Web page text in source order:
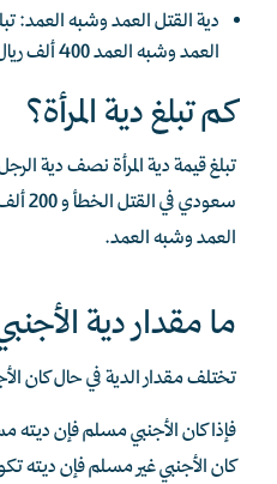
دية القتل العمد وشبه العمد:
العمد وشبه العمد 400 ألف ريال سعودي.
كم تبلغ دية المرأة؟
سعودي
العمد وشبه العمد.
ما مقدار دية
تختلف مقدار الدية في حال كان
فإذا كان الأجنبي مسلم فإن ديته
كان الأجنبي غير مسلم فإن ديته